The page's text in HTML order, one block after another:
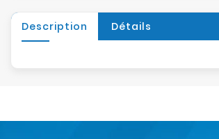
Description Détails